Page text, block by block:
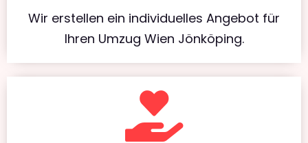
Wir erstellen ein individuelles Angebot für
Ihren Umzug Wien Jönköping.